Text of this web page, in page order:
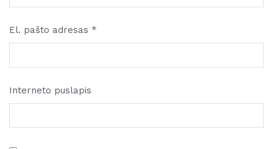
El. pašto adresas *
Interneto puslapis